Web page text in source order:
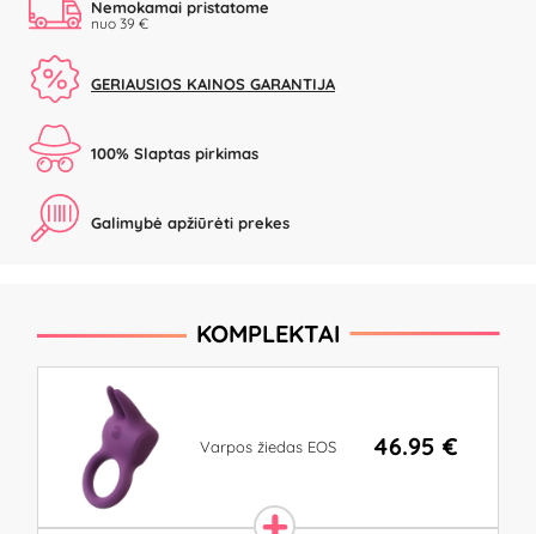
Nemokamai pristatome
nuo 39 €
GERIAUSIOS KAINOS GARANTIJA
100% Slaptas pirkimas
Galimybė apžiūrėti prekes
KOMPLEKTAI
Varpos žiedas EOS 46.95 €